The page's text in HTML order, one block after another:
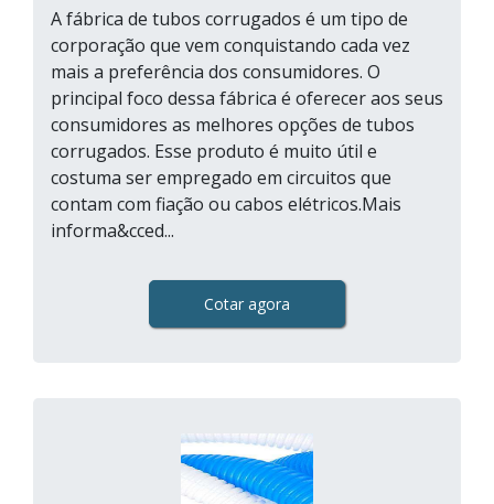
A fábrica de tubos corrugados é um tipo de
corporação que vem conquistando cada vez
mais a preferência dos consumidores. O
principal foco dessa fábrica é oferecer aos seus
consumidores as melhores opções de tubos
corrugados. Esse produto é muito útil e
costuma ser empregado em circuitos que
contam com fiação ou cabos elétricos.Mais
informa&cced...
Cotar agora